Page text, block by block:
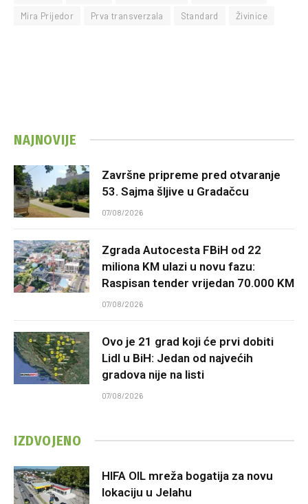
Mira Prijedor Prva transverzala Standard Živinice
NAJNOVIJE
Završne pripreme pred otvaranje
53. Sajma šljive u Gradačcu
07/08/2026
Zgrada Autocesta FBiH od 22
miliona KM ulazi u novu fazu:
Raspisan tender vrijedan 70.000 KM
07/08/2026
Ovo je 21 grad koji će prvi dobiti
Lidl u BiH: Jedan od najvećih
gradova nije na listi
07/08/2026
IZDVOJENO
HIFA OIL mreža bogatija za novu
lokaciju u Jelahu